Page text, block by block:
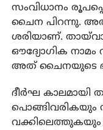
സംവിധാനം
ചൈന പിറന്നു.
ശരിയാണ്.
ഔദ്യോഗിക
അത് ചൈനയുടെ
ദീർഘ കാലമായി
പൊങ്ങിവരികയും